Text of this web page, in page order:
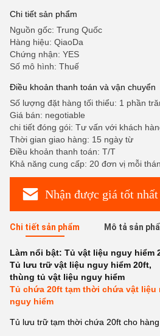
Chi tiết sản phẩm
Nguồn gốc: Trung Quốc
Hàng hiệu: QiaoDa
Chứng nhận: YES
Số mô hình: Thuế
Điều khoản thanh toán và vận chuyển
Số lượng đặt hàng tối thiểu: 1 phần
Giá bán: negotiable
chi tiết đóng gói: Tư vấn với khách
Thời gian giao hàng: 15 ngày từ
Điều khoản thanh toán: T/T
Khả năng cung cấp: 20 đơn vị mỗi
Nhận được giá tốt nhất
Chi tiết sản phẩm Mô tả sản
Làm nổi bật: Tủ vật liệu nguy hiểm
Tủ lưu trữ vật liệu nguy hiểm 20ft,
thùng tủ vật liệu nguy hiểm
Tủ chứa 20ft tạm thời chứa vật liệu
nguy hiểm
Tủ lưu trữ tạm thời chứa 20ft cho